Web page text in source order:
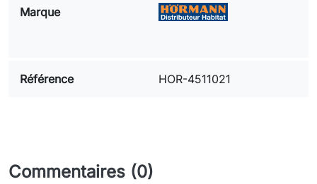
Marque
Référence HOR-4511021
Commentaires (0)